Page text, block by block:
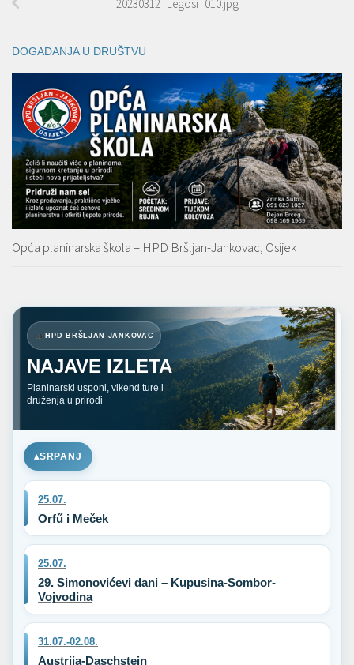
20230312_Legosi_010.jpg
DOGAĐANJA U DRUŠTVU
Opća planinarska škola – HPD Bršljan-Jankovac, Osijek
HPD BRŠLJAN-JANKOVAC
NAJAVE IZLETA
Planinarski usponi, vikend ture i
druženja u prirodi
SRPANJ
25.07.
Orfű i Meček
25.07.
29. Simonovićevi dani – Kupusina-Sombor-
Vojvodina
31.07.-02.08.
Austrija-Daschstein